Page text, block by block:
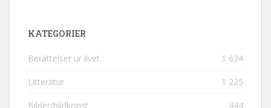
KATEGORIER
Berättelser ur livet 1 634
Litteratur 1 225
Bilder/bildkonst 444